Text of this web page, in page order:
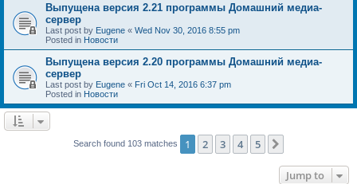
Выпущена версия 2.21 программы Домашний медиа-
сервер
Last post by Eugene « Wed Nov 30, 2016 8:55 pm
Posted in Новости
Выпущена версия 2.20 программы Домашний медиа-
сервер
Last post by Eugene « Fri Oct 14, 2016 6:37 pm
Posted in Новости
Search found 103 matches 1 2 3 4 5
Jump to